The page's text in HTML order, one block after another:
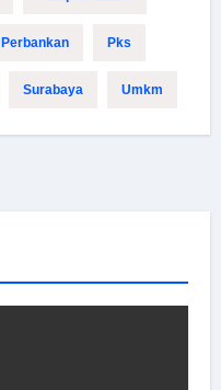
Perbankan Pks
Surabaya Umkm